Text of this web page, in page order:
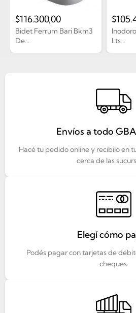
Bidet Ferrum Bari Bkm3
De...
$116.300,00
Lts...
$
Envíos a todo
Hacé tu pedido online y recibilo en
cerca de las
Elegí cómo
Podés pagar con tarjetas de
cheques.